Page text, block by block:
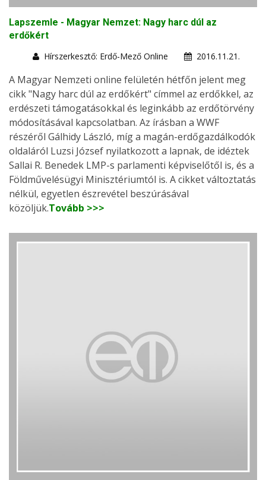
Lapszemle - Magyar Nemzet: Nagy harc dúl az
erdőkért
Hírszerkesztő: Erdő-Mező Online
2016.11.21.
A Magyar Nemzeti online felületén hétfőn jelent meg
cikk "Nagy harc dúl az erdőkért" címmel az erdőkkel, az
erdészeti támogatásokkal és leginkább az erdőtörvény
módosításával kapcsolatban. Az írásban a WWF
részéről Gálhidy László, míg a magán-erdőgazdálkodók
oldaláról Luzsi József nyilatkozott a lapnak, de idéztek
Sallai R. Benedek LMP-s parlamenti képviselőtől is, és a
Földművelésügyi Minisztériumtól is. A cikket változtatás
nélkül, egyetlen észrevétel beszúrásával
közöljük.Tovább >>>